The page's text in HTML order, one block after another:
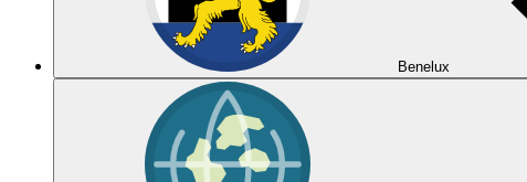
Benelux